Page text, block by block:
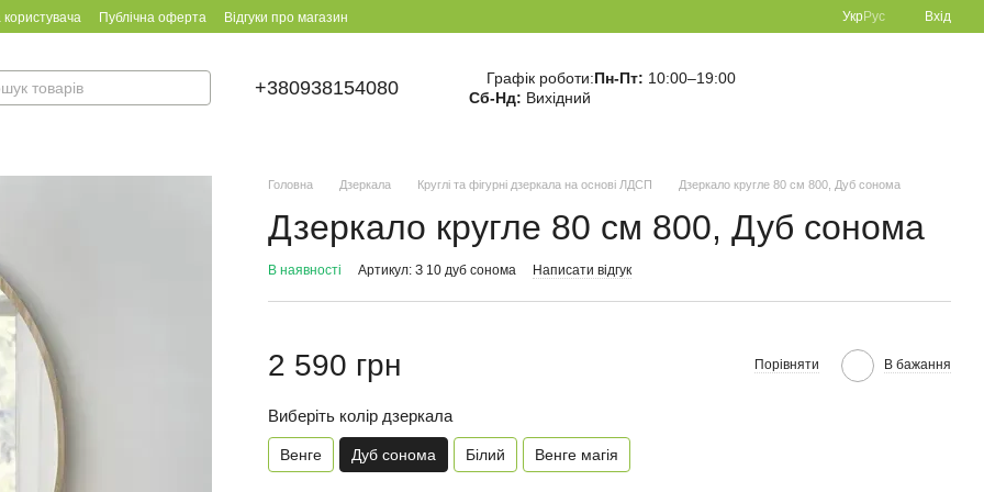
користувача Публічна оферта Відгуки про магазин УкрРус Вхід
+380938154080 Графік роботи:Пн-Пт: 10:00–19:00
Сб-Нд: Вихідний
Головна Дзеркала Круглі та фігурні дзеркала на основі ЛДСП Дзеркало кругле 80 см 800, Дуб сонома
Дзеркало кругле 80 см 800, Дуб сонома
В наявності Артикул: З 10 дуб сонома Написати відгук
2 590 грн Порівняти В бажання
Виберіть колір дзеркала
Венге Дуб сонома Білий Венге магія